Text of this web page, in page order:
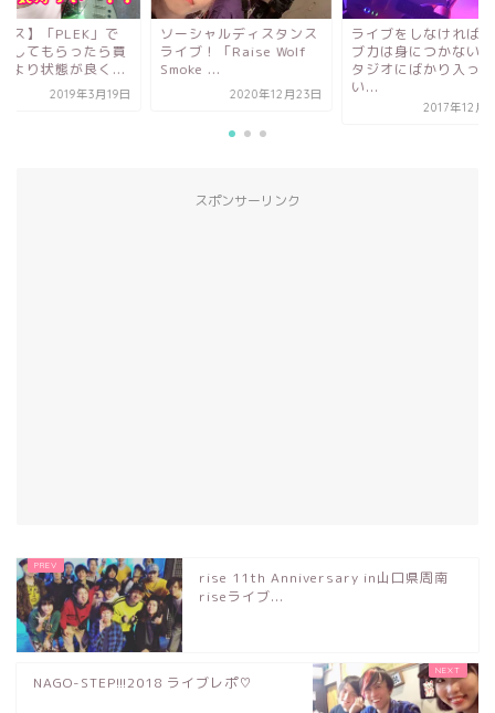
ャルディスタンス
ブ！「Raise Wolf
...
2020年12月23日
ライブをしなければライ
ブ力は身につかない！ス
タジオにばかり入って
【ベース】「PLEK
メンテしてもらった
った時より状態が良
スポンサーリンク
rise 11th Anniversary in山口県周南
riseライブ...
NAGO-STEP!!!2018 ライブレポ♡